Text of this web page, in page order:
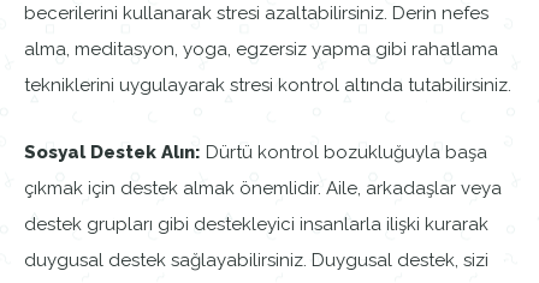
becerilerini kullanarak stresi azaltabilirsiniz. Derin nefes
alma, meditasyon, yoga, egzersiz yapma gibi rahatlama
tekniklerini uygulayarak stresi kontrol altında tutabilirsiniz.
Sosyal Destek Alın: Dürtü kontrol bozukluğuyla başa
çıkmak için destek almak önemlidir. Aile, arkadaşlar veya
destek grupları gibi destekleyici insanlarla ilişki kurarak
duygusal destek sağlayabilirsiniz. Duygusal destek, sizi